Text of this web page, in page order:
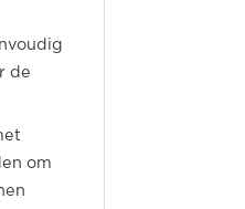
de
om